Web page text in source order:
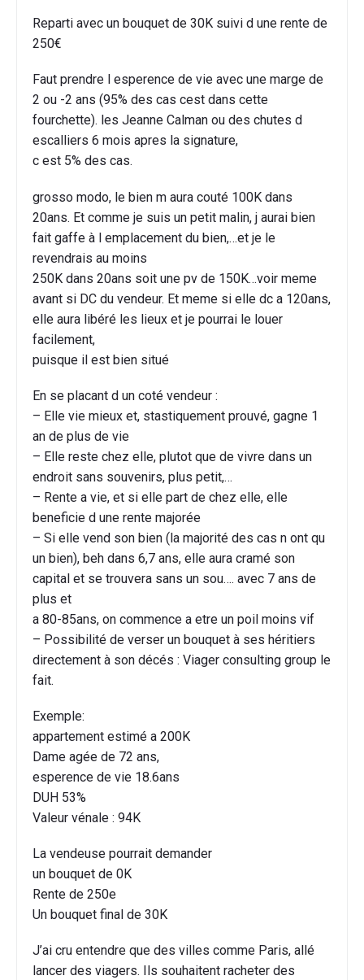
Reparti avec un bouquet de 30K suivi d une rente de
250€
Faut prendre l esperence de vie avec une marge de
2 ou -2 ans (95% des cas cest dans cette
fourchette). les Jeanne Calman ou des chutes d
escalliers 6 mois apres la signature,
c est 5% des cas.
grosso modo, le bien m aura couté 100K dans
20ans. Et comme je suis un petit malin, j aurai bien
fait gaffe à l emplacement du bien,…et je le
revendrais au moins
250K dans 20ans soit une pv de 150K…voir meme
avant si DC du vendeur. Et meme si elle dc a 120ans,
elle aura libéré les lieux et je pourrai le louer
facilement,
puisque il est bien situé
En se placant d un coté vendeur :
– Elle vie mieux et, stastiquement prouvé, gagne 1
an de plus de vie
– Elle reste chez elle, plutot que de vivre dans un
endroit sans souvenirs, plus petit,…
– Rente a vie, et si elle part de chez elle, elle
beneficie d une rente majorée
– Si elle vend son bien (la majorité des cas n ont qu
un bien), beh dans 6,7 ans, elle aura cramé son
capital et se trouvera sans un sou…. avec 7 ans de
plus et
a 80-85ans, on commence a etre un poil moins vif
– Possibilité de verser un bouquet à ses héritiers
directement à son décés : Viager consulting group le
fait.
Exemple:
appartement estimé a 200K
Dame agée de 72 ans,
esperence de vie 18.6ans
DUH 53%
Valeur vénale : 94K
La vendeuse pourrait demander
un bouquet de 0K
Rente de 250e
Un bouquet final de 30K
J’ai cru entendre que des villes comme Paris, allé
lancer des viagers. Ils souhaitent racheter des